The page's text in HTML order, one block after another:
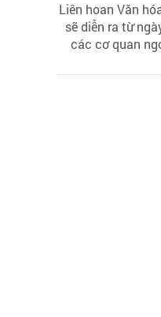
Liên hoan Văn
sẽ diễn ra từ
các cơ quan
mà còn